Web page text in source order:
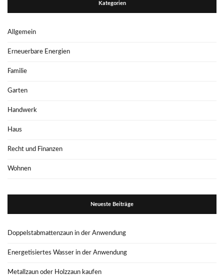
Kategorien
Allgemein
Erneuerbare Energien
Familie
Garten
Handwerk
Haus
Recht und Finanzen
Wohnen
Neueste Beiträge
Doppelstabmattenzaun in der Anwendung
Energetisiertes Wasser in der Anwendung
Metallzaun oder Holzzaun kaufen